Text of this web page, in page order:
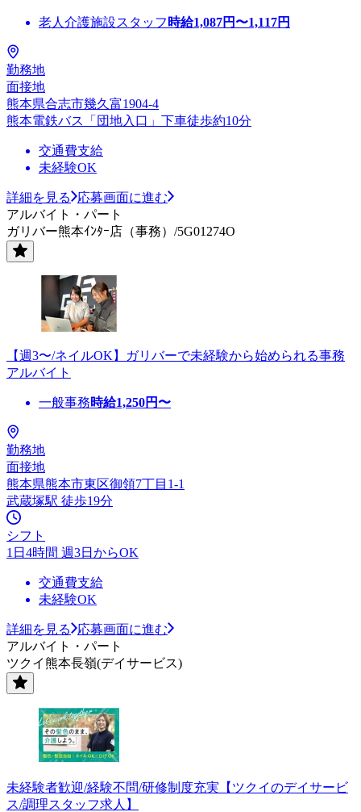
老人介護施設スタッフ 時給1,087円〜1,117円
勤務地
面接地
熊本県合志市幾久富1904-4
熊本電鉄バス「団地入口」下車徒歩約10分
交通費支給
未経験OK
詳細を見る
応募画面に進む
アルバイト・パート
ガリバー熊本ｲﾝﾀｰ店（事務）/5G01274O
【週3〜/ネイルOK】ガリバーで未経験から始められる事務
アルバイト
一般事務時給1,250円〜
勤務地
面接地
熊本県熊本市東区御領7丁目1-1
武蔵塚駅 徒歩19分
シフト
1日4時間 週3日からOK
交通費支給
未経験OK
詳細を見る
応募画面に進む
アルバイト・パート
ツクイ熊本長嶺(デイサービス)
未経験者歓迎/経験不問/研修制度充実【ツクイのデイサービ
ス/調理スタッフ求人】